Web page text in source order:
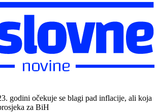
godini očekuje se blagi pad inflacije, ali koja
za BiH